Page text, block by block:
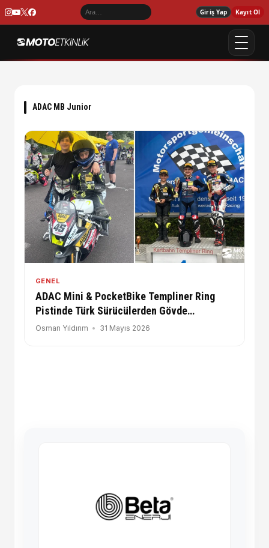
Giriş Yap Kayıt Ol
ADAC MB Junior
GENEL
ADAC Mini & PocketBike Templiner Ring
Pistinde Türk Sürücülerden Gövde
Gösterisi!
Osman Yıldırım 31 Mayıs 2026